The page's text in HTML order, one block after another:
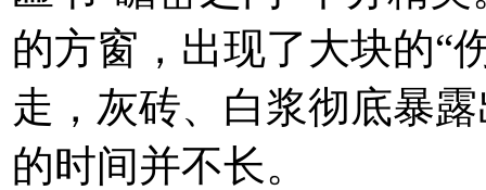
的方窗，出现了大块的“
走，灰砖、白浆彻底暴
的时间并不长。